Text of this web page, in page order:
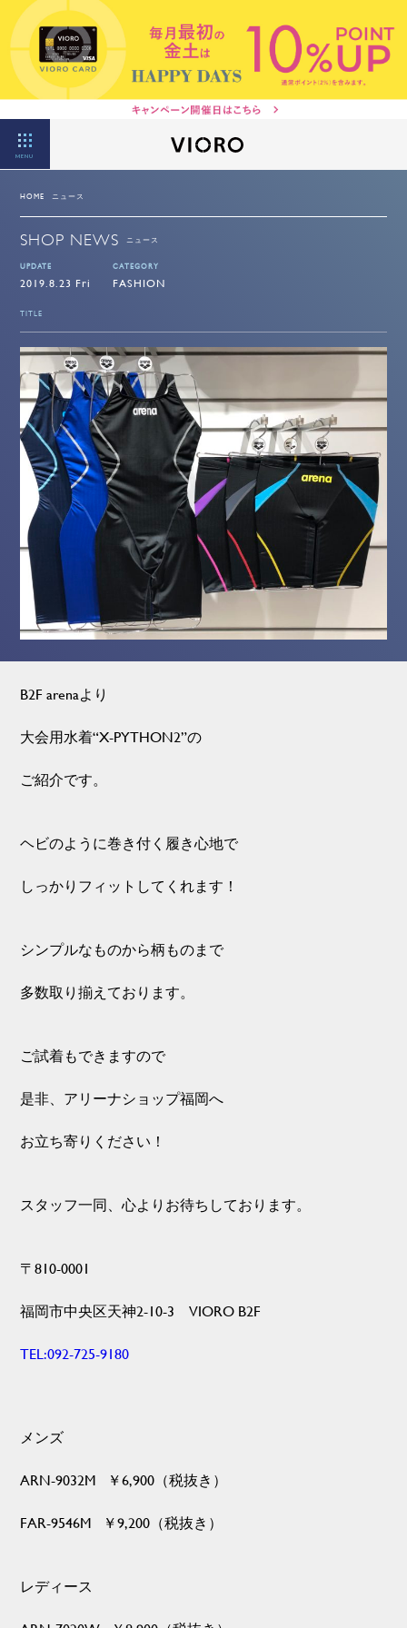
MENU
HOME ニュース
SHOP NEWS ニュース
UPDATE
2019.8.23 Fri
CATEGORY
FASHION
TITLE
B2F arenaより
大会用水着“X-PYTHON2”の
ご紹介です。
ヘビのように巻き付く履き心地で
しっかりフィットしてくれます！
シンプルなものから柄ものまで
多数取り揃えております。
ご試着もできますので
是非、アリーナショップ福岡へ
お立ち寄りください！
スタッフ一同、心よりお待ちしております。
〒810-0001
福岡市中央区天神2-10-3 VIORO B2F
TEL:092-725-9180
メンズ
ARN-9032M ￥6,900（税抜き）
FAR-9546M ￥9,200（税抜き）
レディース